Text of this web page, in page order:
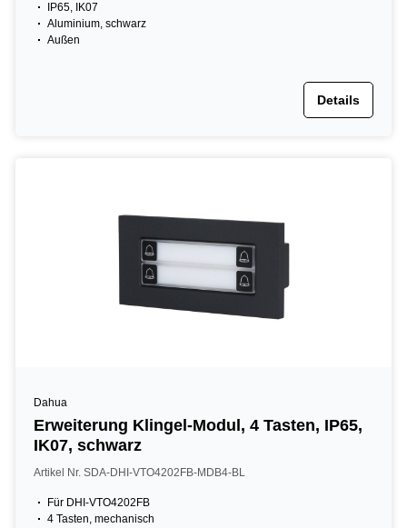
IP65, IK07
Aluminium, schwarz
Außen
Details
Dahua
Erweiterung Klingel-Modul, 4 Tasten, IP65,
IK07, schwarz
Artikel Nr. SDA-DHI-VTO4202FB-MDB4-BL
Für DHI-VTO4202FB
4 Tasten, mechanisch